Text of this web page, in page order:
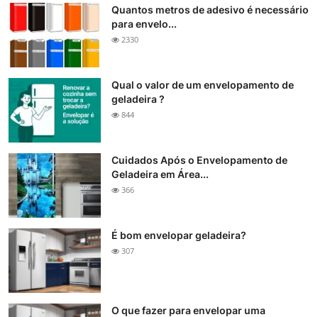
Quantos metros de adesivo é necessário
para envelo...
2330
Qual o valor de um envelopamento de
geladeira ?
844
Cuidados Após o Envelopamento de
Geladeira em Área...
366
É bom envelopar geladeira?
307
O que fazer para envelopar uma